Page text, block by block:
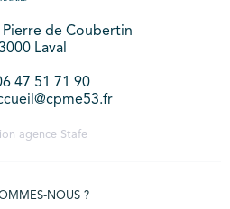
Pierre de Coubertin
Laval
47 51 71 90
agence Stafe
NOUS ?